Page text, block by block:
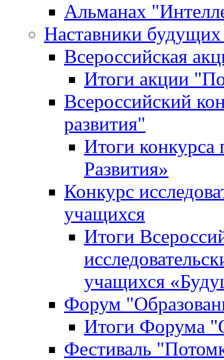
Альманах
Наставники
Всероссийская
Итоги акции
Всероссийский
развития"
Итоги конкурса
Развития»
Конкурс
учащихся
Итоги
учащихся
Форум
Итоги Форума
Фестиваль